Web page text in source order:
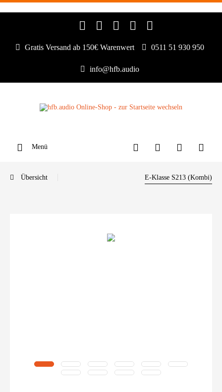
Gratis Versand ab 150€ Warenwert 0511 51 930 950
info@hfb.audio
Menü
Übersicht E-Klasse S213 (Kombi)